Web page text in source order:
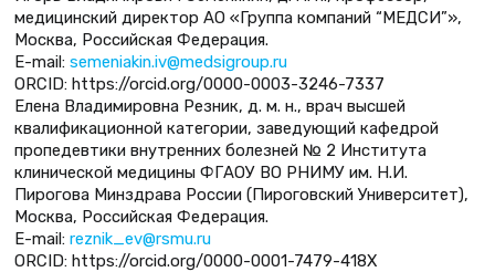
медицинский директор АО «Группа компаний “МЕДСИ”»,
Москва, Российская Федерация.
Е-mail: semeniakin.iv@medsigroup.ru
ORCID: https://orcid.org/0000-0003-3246-7337
Елена Владимировна Резник, д. м. н., врач высшей
квалификационной категории, заведующий кафедрой
пропедевтики внутренних болезней № 2 Института
клинической медицины ФГАОУ ВО РНИМУ им. Н.И.
Пирогова Минздрава России (Пироговский Университет),
Москва, Российская Федерация.
Е-mail: reznik_ev@rsmu.ru
ORCID: https://orcid.org/0000-0001-7479-418X